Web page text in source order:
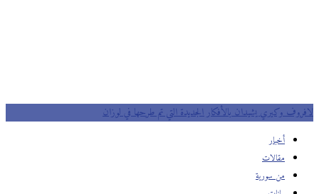
لافروف وكيري يشيدان بالأفكار الجديدة التي تم طرحها في لوزان
أخبار
مقالات
من سورية